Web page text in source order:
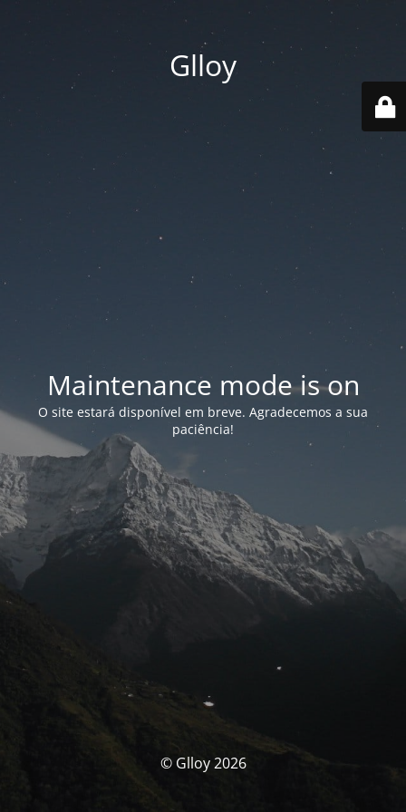
Glloy
Maintenance mode is on
O site estará disponível em breve. Agradecemos a sua
paciência!
© Glloy 2026